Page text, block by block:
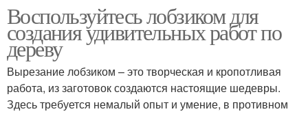
Воспользуйтесь лобзиком для
создания удивительных работ по
дереву
Вырезание лобзиком – это творческая и кропотливая
работа, из заготовок создаются настоящие шедевры.
Здесь требуется немалый опыт и умение, в противном